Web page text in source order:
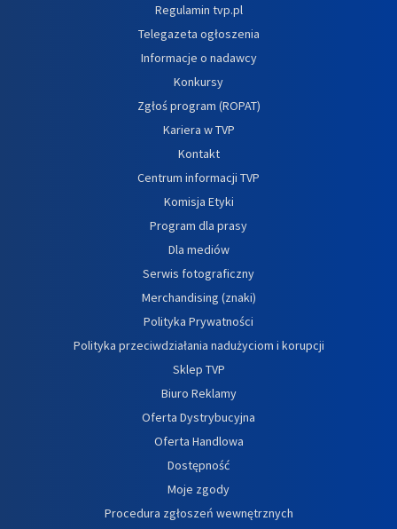
Regulamin tvp.pl
Telegazeta ogłoszenia
Informacje o nadawcy
Konkursy
Zgłoś program (ROPAT)
Kariera w TVP
Kontakt
Centrum informacji TVP
Komisja Etyki
Program dla prasy
Dla mediów
Serwis fotograficzny
Merchandising (znaki)
Polityka Prywatności
Polityka przeciwdziałania nadużyciom i korupcji
Sklep TVP
Biuro Reklamy
Oferta Dystrybucyjna
Oferta Handlowa
Dostępność
Moje zgody
Procedura zgłoszeń wewnętrznych